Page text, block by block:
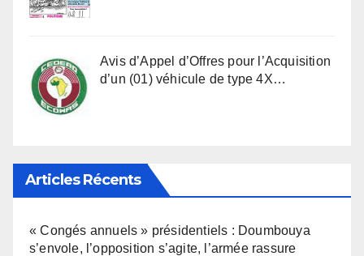
Avis d’Appel d’Offres pour l’Acquisition
d’un (01) véhicule de type 4X…
Articles Récents
« Congés annuels » présidentiels : Doumbouya
s’envole, l’opposition s’agite, l’armée rassure